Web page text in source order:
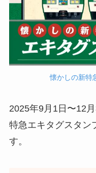
懐かしの新特
2025年9月1日〜12
特急エキタグスタン
す。